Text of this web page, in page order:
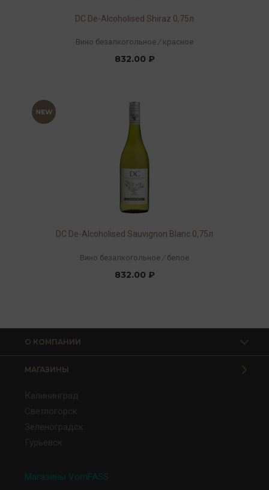
DC De-Alcoholised Shiraz 0,75л
Вино безалкогольное / красное
832.00 ₽
DC De-Alcoholised Sauvignon Blanc 0,75л
Вино безалкогольное / белое
832.00 ₽
О КОМПАНИИ
МАГАЗИНЫ
Калининград
Светлогорск
Зеленоградск
Гурьевск
Магазины VomFASS